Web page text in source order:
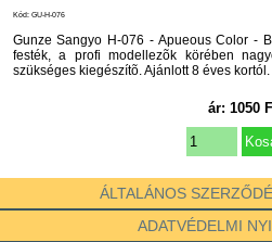
Kód: GU-H-076
Gunze Sangyo H-076 - Apueous Color -
festék, a profi modellezõk körében
szükséges kiegészítõ. Ajánlott 8 éves kortól.
ár: 1050
ÁLTALÁNOS
ADATVÉDELMI